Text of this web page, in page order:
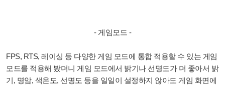
- 게임모드 -
FPS, RTS, 레이싱 등 다양한 게임 모드에 통합 적용할 수 있는 게임
모드를 적용해 봤더니 게임 모드에서 밝기나 선명도가 더 좋아서 밝
기, 명암, 색온도, 선명도 등을 일일이 설정하지 않아도 게임 화면에